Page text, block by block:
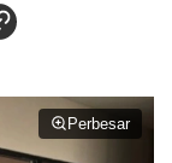
Perbesar